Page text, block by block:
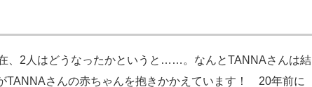
、2人はどうなったかというと……。なんとTANNAさんは結
TANNAさんの赤ちゃんを抱きかかえています！ 20年前に